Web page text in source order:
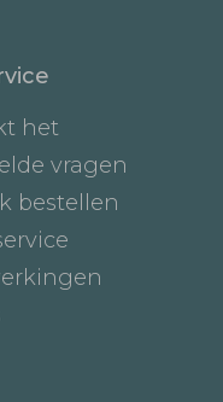
het
vragen
bestellen